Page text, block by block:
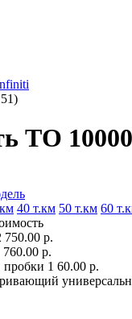
ТО
40 т.км 50 т.км 60
750.00 р.
760.00 р.
пробки 1 60.00 р.